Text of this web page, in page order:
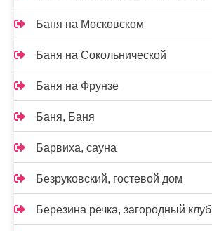
Баня на Московском
Баня на Сокольнической
Баня на Фрунзе
Баня, Баня
Барвиха, сауна
Безруковский, гостевой дом
Березина речка, загородный клуб